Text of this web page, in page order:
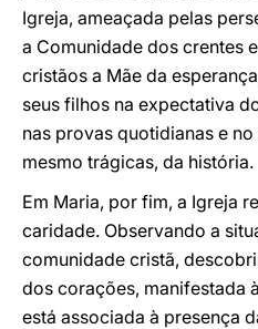
Igreja, ameaçada pelas
a Comunidade dos crentes
cristãos a Mãe da
seus filhos na expectativa
nas provas quotidianas e
mesmo trágicas, da história.
Em Maria, por fim, a Igreja
caridade. Observando a
comunidade cristã,
dos corações, manifestada
está associada à presença